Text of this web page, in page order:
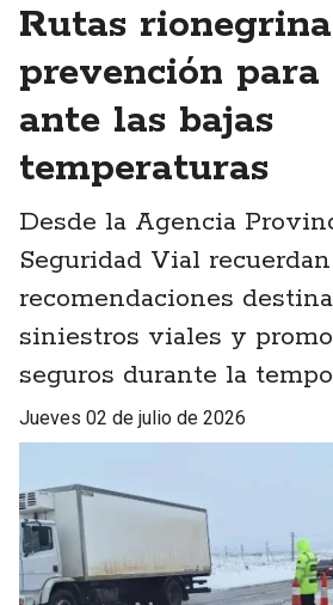
Rutas
prevención
ante las bajas
temperaturas
Desde la Agencia
Seguridad Vial
recomendaciones
siniestros viales y
seguros durante la
jueves 02 de julio de 2026